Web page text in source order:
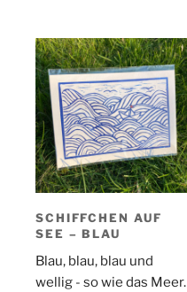
SCHIFFCHEN AUF
SEE – BLAU
Blau, blau, blau und
wellig - so wie das Meer.